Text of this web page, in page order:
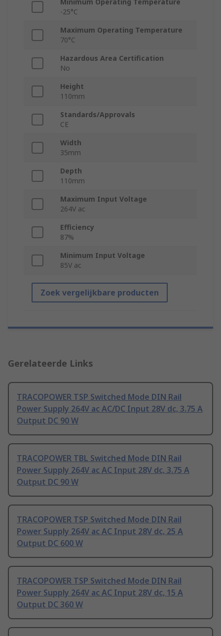
Minimum Operating Temperature
-25°C
Maximum Operating Temperature
70°C
Hazardous Area Certification
No
Height
110mm
Standards/Approvals
CE
Width
35mm
Depth
110mm
Maximum Input Voltage
264V ac
Efficiency
87%
Minimum Input Voltage
85V ac
Zoek vergelijkbare producten
Gerelateerde Links
TRACOPOWER TSP Switched Mode DIN Rail
Power Supply 264V ac AC/DC Input 28V dc, 3.75 A
Output DC 90 W
TRACOPOWER TBL Switched Mode DIN Rail
Power Supply 264V ac AC Input 28V dc, 3.75 A
Output DC 90 W
TRACOPOWER TSP Switched Mode DIN Rail
Power Supply 264V ac AC Input 28V dc, 25 A
Output DC 600 W
TRACOPOWER TSP Switched Mode DIN Rail
Power Supply 264V ac AC Input 28V dc, 15 A
Output DC 360 W